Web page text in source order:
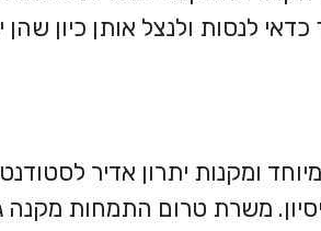
לנסות ולנצל אותן כיון שהן
ומקנות יתרון אדיר
משרת טרום התמחות